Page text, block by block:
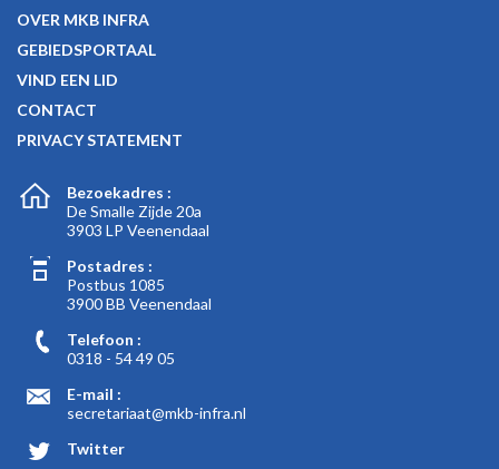
OVER MKB INFRA
GEBIEDSPORTAAL
VIND EEN LID
CONTACT
PRIVACY STATEMENT
Bezoekadres :
De Smalle Zijde 20a
3903 LP Veenendaal
Postadres :
Postbus 1085
3900 BB Veenendaal
Telefoon :
0318 - 54 49 05
E-mail :
secretariaat@mkb-infra.nl
Twitter